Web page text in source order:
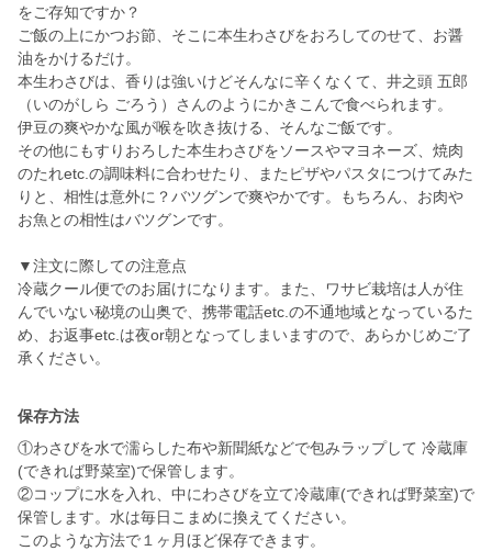
をご存知ですか？
ご飯の上にかつお節、そこに本生わさびをおろしてのせて、お醤
油をかけるだけ。
本生わさびは、香りは強いけどそんなに辛くなくて、井之頭 五郎
（いのがしら ごろう）さんのようにかきこんで食べられます。
伊豆の爽やかな風が喉を吹き抜ける、そんなご飯です。
その他にもすりおろした本生わさびをソースやマヨネーズ、焼肉
のたれetc.の調味料に合わせたり、またピザやパスタにつけてみた
りと、相性は意外に？バツグンで爽やかです。もちろん、お肉や
お魚との相性はバツグンです。
▼注文に際しての注意点
冷蔵クール便でのお届けになります。また、ワサビ栽培は人が住
んでいない秘境の山奥で、携帯電話etc.の不通地域となっているた
め、お返事etc.は夜or朝となってしまいますので、あらかじめご了
承ください。
保存方法
①わさびを水で濡らした布や新聞紙などで包みラップして 冷蔵庫
(できれば野菜室)で保管します。
②コップに水を入れ、中にわさびを立て冷蔵庫(できれば野菜室)で
保管します。水は毎日こまめに換えてください。
このような方法で１ヶ月ほど保存できます。